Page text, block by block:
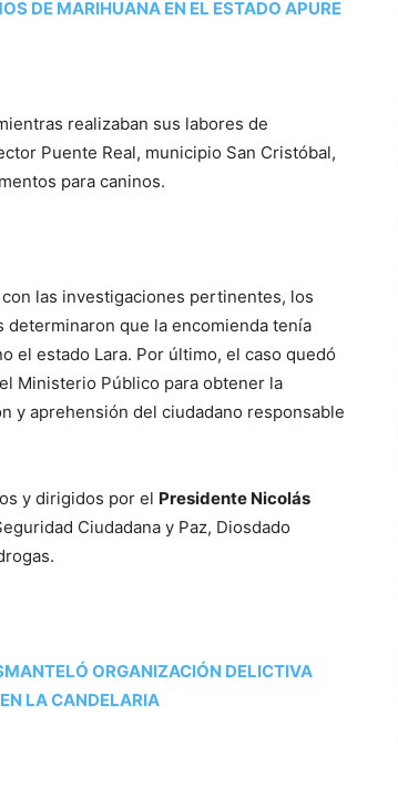
DE MARIHUANA EN EL ESTADO APURE
realizaban sus labores de
Puente Real, municipio San Cristóbal,
para caninos.
las investigaciones pertinentes, los
determinaron que la encomienda tenía
el estado Lara. Por último, el caso quedó
Ministerio Público para obtener la
y aprehensión del ciudadano responsable
y dirigidos por el Presidente Nicolás
Ciudadana y Paz, Diosdado
ORGANIZACIÓN DELICTIVA
LA CANDELARIA